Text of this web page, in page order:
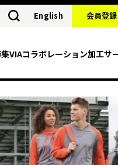
English 会員登録
VIAコラボレーション加工サ